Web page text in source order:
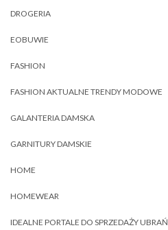
DROGERIA
EOBUWIE
FASHION
FASHION AKTUALNE TRENDY MODOWE
GALANTERIA DAMSKA
GARNITURY DAMSKIE
HOME
HOMEWEAR
IDEALNE PORTALE DO SPRZEDAŻY UBRAŃ